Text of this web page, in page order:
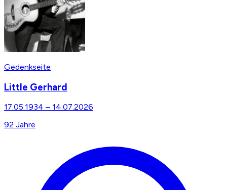
Gedenkseite
Little Gerhard
17.05.1934 – 14.07.2026
92 Jahre